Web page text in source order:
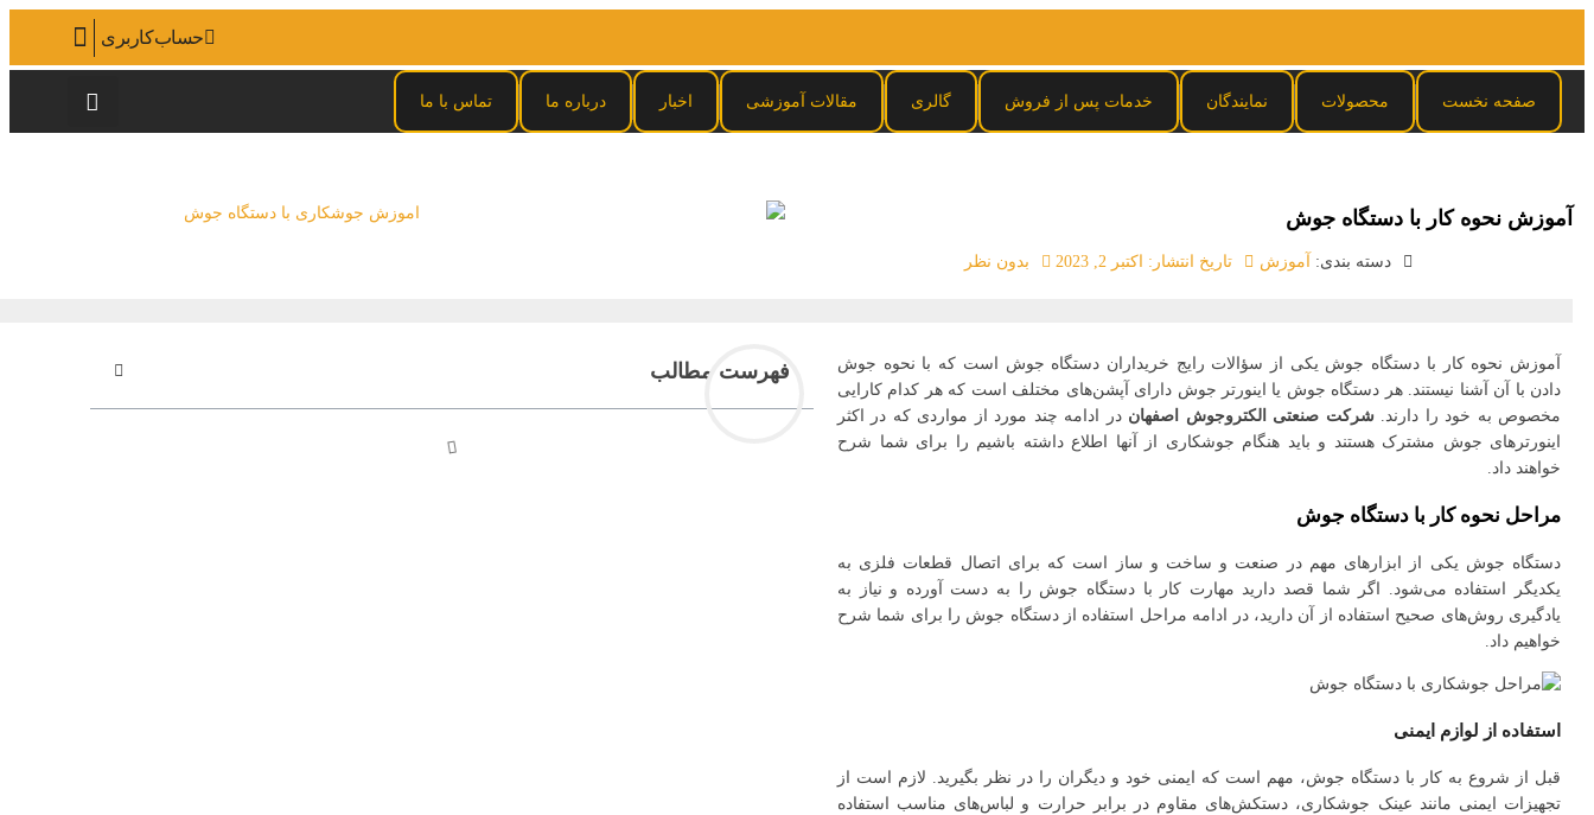
حساب‌کاربری
صفحه نخست محصولات نمایندگان خدمات پس از فروش گالری مقالات آموزشی اخبار درباره ما تماس با ما
آموزش نحوه کار با دستگاه جوش
دسته بندی: آموزش تاریخ انتشار: اکتبر 2, 2023 بدون نظر
آموزش نحوه کار با دستگاه جوش یکی از سؤالات رایج خریداران دستگاه جوش است که با نحوه جوش
دادن با آن آشنا نیستند. هر دستگاه جوش یا اینورتر جوش دارای آپشن‌های مختلف است که هر کدام کارایی
مخصوص به خود را دارند.شرکت صنعتی الکتروجوش اصفهاندر ادامه چند مورد از مواردی که در اکثر
اینورترهای جوش مشترک هستند و باید هنگام جوشکاری از آنها اطلاع داشته باشیم را برای شما شرح
خواهند داد.
مراحل نحوه کار با دستگاه جوش
دستگاه جوش یکی از ابزارهای مهم در صنعت و ساخت و ساز است که برای اتصال قطعات فلزی به
یکدیگر استفاده می‌شود. اگر شما قصد دارید مهارت کار با دستگاه جوش را به دست آورده و نیاز به
یادگیری روش‌های صحیح استفاده از آن دارید، در ادامه مراحل استفاده از دستگاه جوش را برای شما شرح
خواهیم داد.
استفاده از لوازم ایمنی
قبل از شروع به کار با دستگاه جوش، مهم است که ایمنی خود و دیگران را در نظر بگیرید. لازم است از
تجهیزات ایمنی مانند عینک جوشکاری، دستکش‌های مقاوم در برابر حرارت و لباس‌های مناسب استفاده
فهرست مطالب